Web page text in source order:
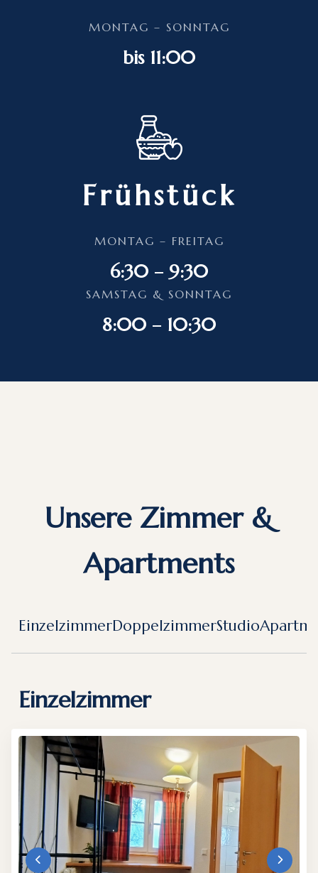
MONTAG – SONNTAG
bis 11:00
Frühstück
MONTAG – FREITAG
6:30 – 9:30
SAMSTAG & SONNTAG
8:00 – 10:30
Unsere Zimmer &
Apartments
EinzelzimmerDoppelzimmerStudio
Einzelzimmer